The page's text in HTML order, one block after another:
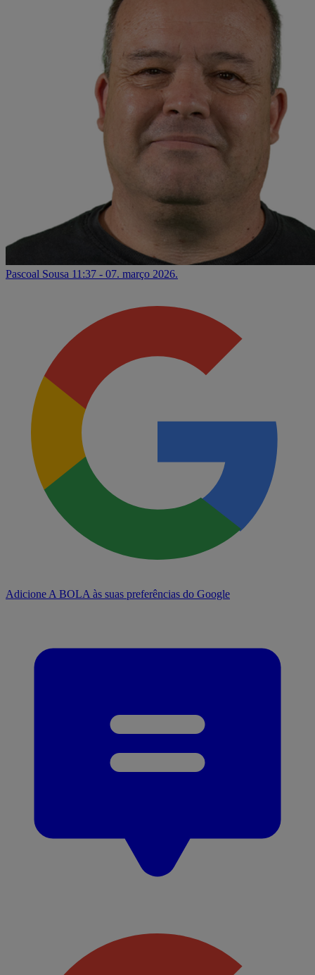
Pascoal Sousa 11:37 - 07. março 2026.
Adicione A BOLA às suas preferências do Google